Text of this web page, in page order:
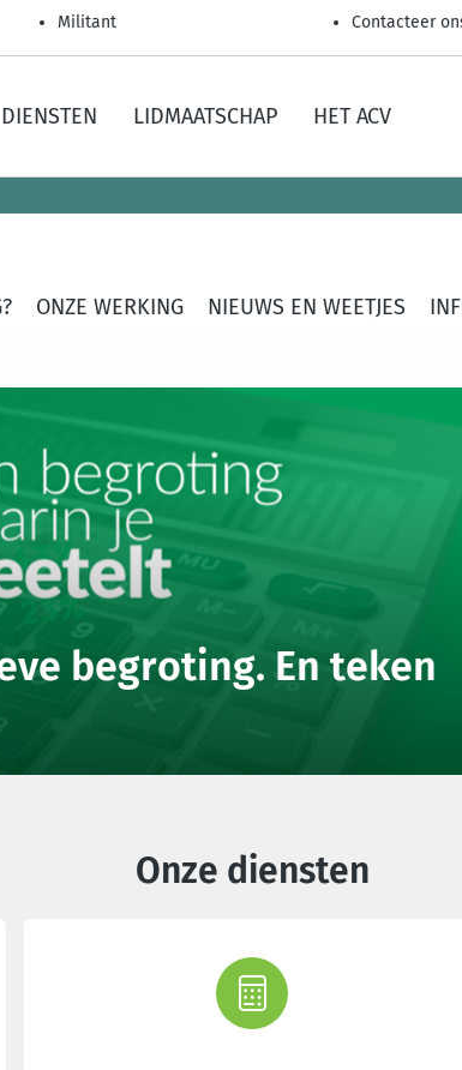
Militant Contacteer
DIENSTEN LIDMAATSCHAP HET ACV
ONZE WERKING NIEUWS EN WEETJES
begroting. En teken
Onze diensten